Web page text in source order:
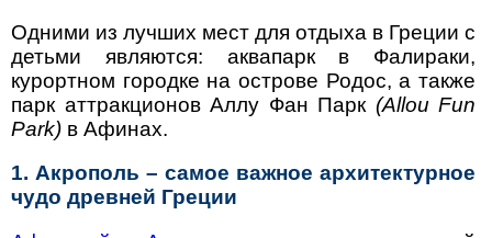
Одними из лучших мест для отдыха в Греции с
детьми являются: аквапарк в Фалираки,
курортном городке на острове Родос, а также
парк аттракционов Аллу Фан Парк (Allou Fun
Park) в Афинах.
1. Акрополь – самое важное архитектурное
чудо древней Греции